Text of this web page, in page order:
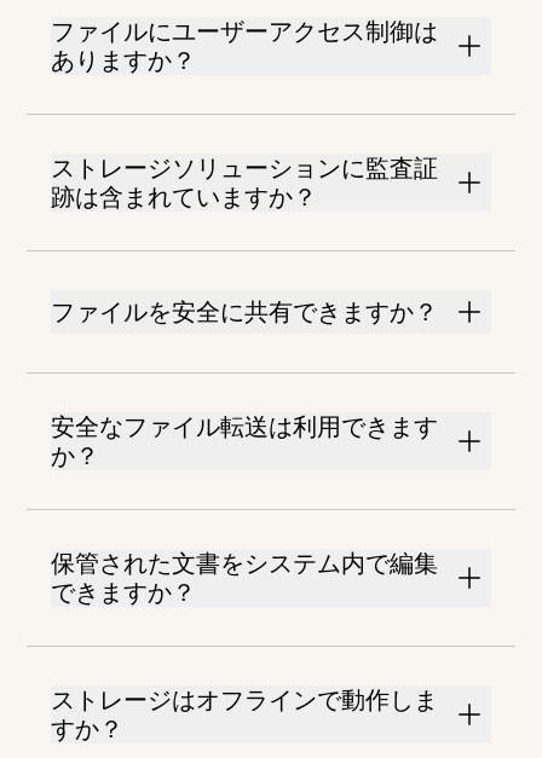
ファイルにユーザーアクセス制御は
ありますか？
ストレージソリューションに監査証
跡は含まれていますか？
ファイルを安全に共有できますか？
安全なファイル転送は利用できます
か？
保管された文書をシステム内で編集
できますか？
ストレージはオフラインで動作しま
すか？